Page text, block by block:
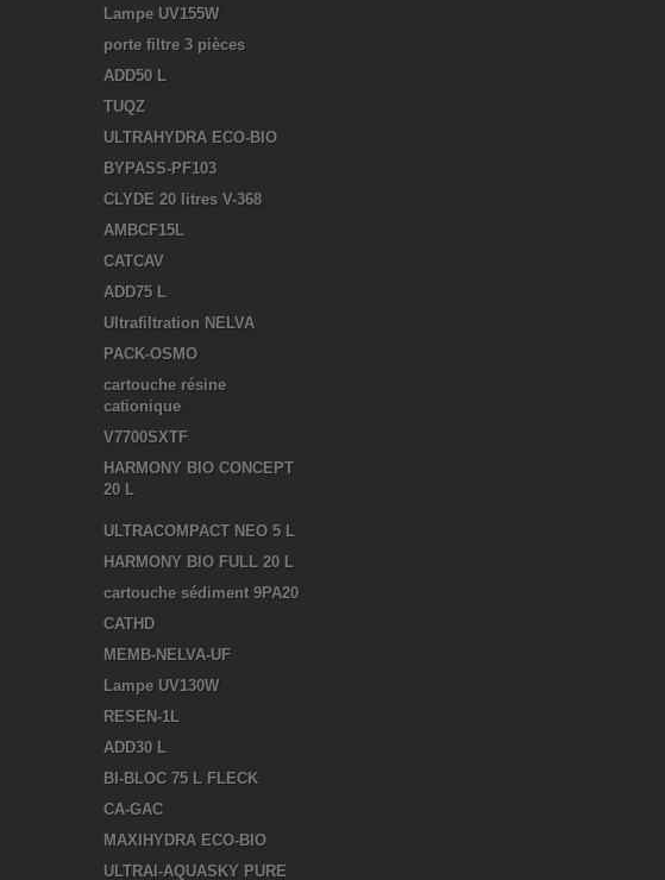
Lampe UV155W
porte filtre 3 pièces
ADD50 L
TUQZ
ULTRAHYDRA ECO-BIO
BYPASS-PF103
CLYDE 20 litres V-368
AMBCF15L
CATCAV
ADD75 L
Ultrafiltration NELVA
PACK-OSMO
cartouche résine
cationique
V7700SXTF
HARMONY BIO CONCEPT
20 L
ULTRACOMPACT NEO 5 L
HARMONY BIO FULL 20 L
cartouche sédiment 9PA20
CATHD
MEMB-NELVA-UF
Lampe UV130W
RESEN-1L
ADD30 L
BI-BLOC 75 L FLECK
CA-GAC
MAXIHYDRA ECO-BIO
ULTRAI-AQUASKY PURE